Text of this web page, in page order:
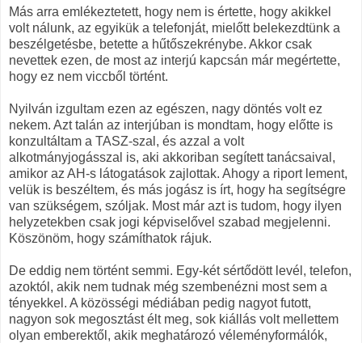
Más arra emlékeztetett, hogy nem is értette, hogy akikkel
volt nálunk, az egyikük a telefonját, mielőtt belekezdtünk a
beszélgetésbe, betette a hűtőszekrénybe. Akkor csak
nevettek ezen, de most az interjú kapcsán már megértette,
hogy ez nem viccből történt.
Nyilván izgultam ezen az egészen, nagy döntés volt ez
nekem. Azt talán az interjúban is mondtam, hogy előtte is
konzultáltam a TASZ-szal, és azzal a volt
alkotmányjogásszal is, aki akkoriban segített tanácsaival,
amikor az AH-s látogatások zajlottak. Ahogy a riport lement,
velük is beszéltem, és más jogász is írt, hogy ha segítségre
van szükségem, szóljak. Most már azt is tudom, hogy ilyen
helyzetekben csak jogi képviselővel szabad megjelenni.
Köszönöm, hogy számíthatok rájuk.
De eddig nem történt semmi. Egy-két sértődött levél, telefon,
azoktól, akik nem tudnak még szembenézni most sem a
tényekkel. A közösségi médiában pedig nagyot futott,
nagyon sok megosztást élt meg, sok kiállás volt mellettem
olyan emberektől, akik meghatározó véleményformálók,